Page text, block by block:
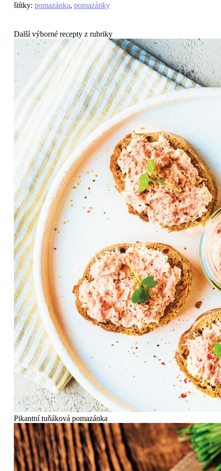
štítky: pomazánka, pomazánky
Další výborné recepty z rubriky
Pikantní tuňáková pomazánka